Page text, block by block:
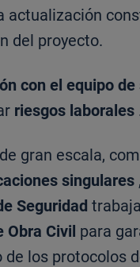
actualización
del proyecto.
con el equipo
riesgos laborales
gran escala,
singulares
Seguridad
Obra Civil para
los protocolos